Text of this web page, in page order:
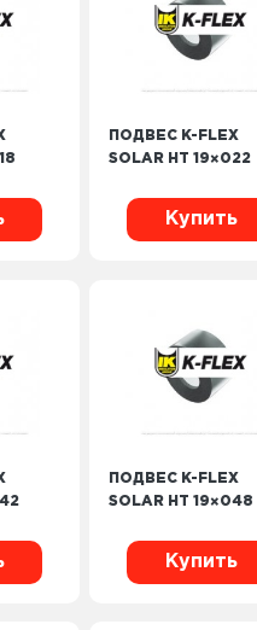
ПОДВЕС K-FLEX
SOLAR HT 19×022
Купить
ПОДВЕС K-FLEX
SOLAR HT 19×048
Купить